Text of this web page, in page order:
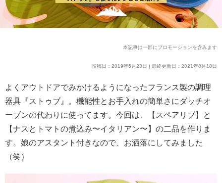
本記事は一部にプロモーションを含みます
投稿日：2019年5月23日 | 最終更新日：2021年8月18日
よくアウトドアでみかけるようになったフランス製の調理
器具『ストゥブ』。機能性とお手入れの簡単さにダッチオ
ーブンの代わりに使ってます。今回は、【スペアリブ】と
【ナスとトマトの煮込み〜イタリアン〜】の二品を作りま
す。娘のアスタント付きなので、お洒落にしてみました
（笑）